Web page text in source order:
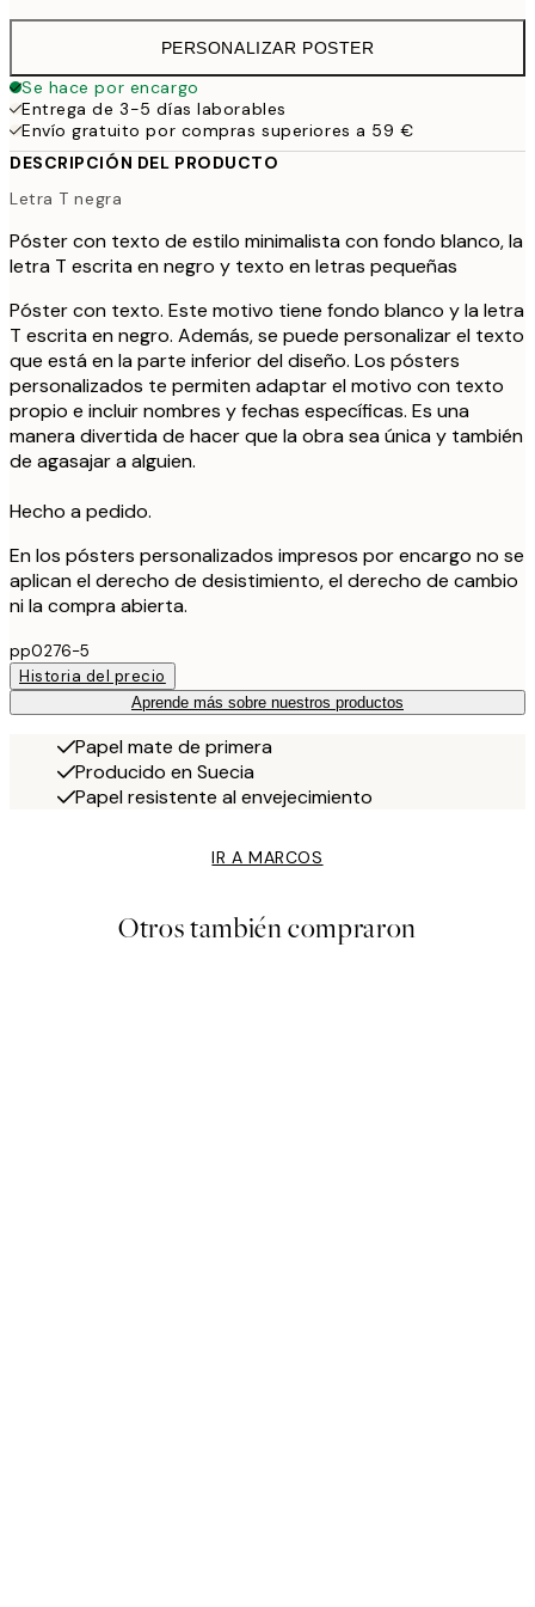
PERSONALIZAR POSTER
Se hace por encargo
Entrega de 3-5 días laborables
Envío gratuito por compras superiores a 59 €
DESCRIPCIÓN DEL PRODUCTO
Letra T negra
Póster con texto de estilo minimalista con fondo blanco, la
letra T escrita en negro y texto en letras pequeñas
Póster con texto. Este motivo tiene fondo blanco y la letra
T escrita en negro. Además, se puede personalizar el texto
que está en la parte inferior del diseño. Los pósters
personalizados te permiten adaptar el motivo con texto
propio e incluir nombres y fechas específicas. Es una
manera divertida de hacer que la obra sea única y también
de agasajar a alguien.
Hecho a pedido.
En los pósters personalizados impresos por encargo no se
aplican el derecho de desistimiento, el derecho de cambio
ni la compra abierta.
pp0276-5
Historia del precio
Aprende más sobre nuestros productos
Papel mate de primera
Producido en Suecia
Papel resistente al envejecimiento
IR A MARCOS
Otros también compraron